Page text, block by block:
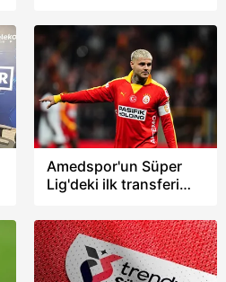
Amedspor'un Süper
Lig'deki ilk transferi
Icardi!